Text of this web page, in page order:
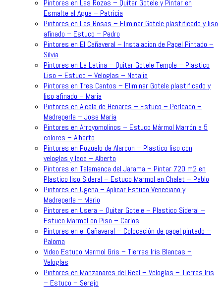
Pintores en Las Rozas – Quitar Gotele y Pintar en
Esmalte al Agua – Patricia
Pintores en Las Rosas – Eliminar Gotele plastificado y liso
afinado – Estuco – Pedro
Pintores en El Cañaveral – Instalacion de Papel Pintado –
Silvia
Pintores en La Latina – Quitar Gotele Temple – Plastico
Liso – Estuco – Veloglas – Natalia
Pintores en Tres Cantos – Eliminar Gotele plastificado y
liso afinado – Maria
Pintores en Alcala de Henares – Estuco – Perleado –
Madreperla – Jose Maria
Pintores en Arroyomolinos – Estuco Mármol Marrón a 5
colores – Alberto
Pintores en Pozuelo de Alarcon – Plastico liso con
veloglas y laca – Alberto
Pintores en Talamanca del Jarama – Pintar 720 m2 en
Plastico liso Sideral – Estuco Marmol en Chalet – Pablo
Pintores en Ugena – Aplicar Estuco Veneciano y
Madreperla – Mario
Pintores en Usera – Quitar Gotele – Plastico Sideral –
Estuco Marmol en Piso – Carlos
Pintores en el Cañaveral – Colocación de papel pintado –
Paloma
Video Estuco Marmol Gris – Tierras Iris Blancas –
Veloglas
Pintores en Manzanares del Real – Veloglas – Tierras Iris
– Estuco – Sergio